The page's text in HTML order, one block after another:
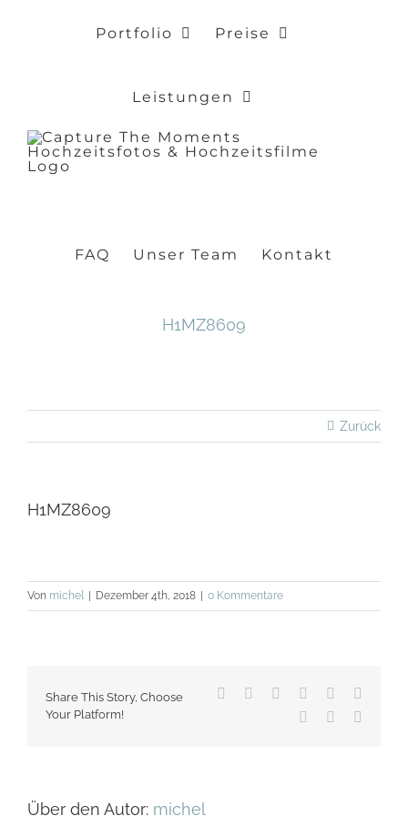
Portfolio Preise
Leistungen
FAQ Unser Team Kontakt
H1MZ8609
Zurück
H1MZ8609
Von michel | Dezember 4th, 2018 | 0 Kommentare
Share This Story, Choose
Your Platform!
Facebook Reddit LinkedInWhatsApp
Pinterest
Über den Autor: michel